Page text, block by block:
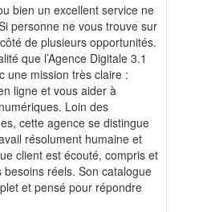
bien un excellent service ne
personne ne vous trouve sur
de plusieurs opportunités.
que l’Agence Digitale 3.1
une mission très claire :
ligne et vous aider à
Loin des
cette agence se distingue
résolument humaine et
client est écouté, compris et
réels. Son catalogue
et pensé pour répondre